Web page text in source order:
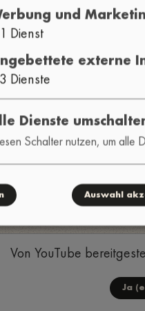
Von YouTube
Ja
und
1 Dienst
externe
3 Dienste
Dienste
Schalter nutzen, um alle
Auswahl